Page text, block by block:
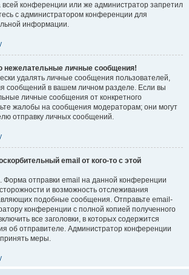
конференции или же администратор запретил
с администратором конференции для
информации.
нежелательные личные сообщения!
удалять личные сообщения пользователей,
сообщений в вашем личном разделе. Если вы
личные сообщения от конкретного
жалобы на сообщения модераторам; они могут
отправку личных сообщений.
email от кого-то с этой
отправки email на данной конференции
и возможность отслеживания
подобные сообщения. Отправьте email-
конференции с полной копией полученного
все заголовки, в которых содержится
об отправителе. Администратор конференции
меры.